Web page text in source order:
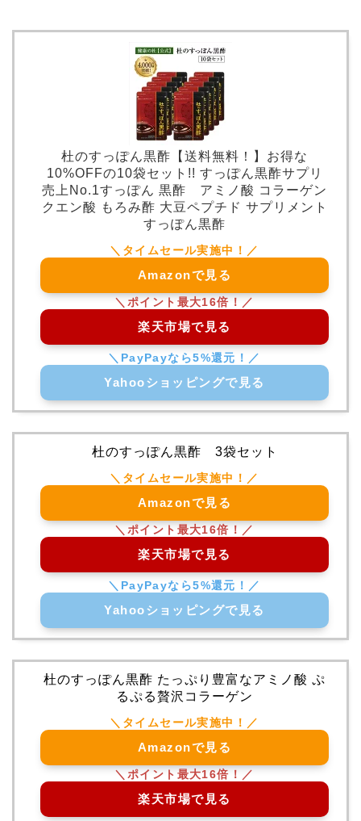
杜のすっぽん黒酢【送料無料！】お得な
10%OFFの10袋セット!! すっぽん黒酢サプリ
売上No.1すっぽん 黒酢 アミノ酸 コラーゲン
クエン酸 もろみ酢 大豆ペプチド サプリメント
すっぽん黒酢
Amazonで見る
楽天市場で見る
Yahooショッピングで見る
杜のすっぽん黒酢 3袋セット
Amazonで見る
楽天市場で見る
Yahooショッピングで見る
杜のすっぽん黒酢 たっぷり豊富なアミノ酸 ぷ
るぷる贅沢コラーゲン
Amazonで見る
楽天市場で見る